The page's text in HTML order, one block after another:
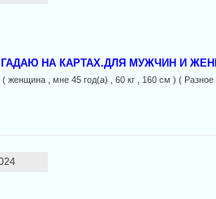
ГАДАЮ НА КАРТАХ.ДЛЯ МУЖЧИН И
( женщина , мне 45 год(а) , 60 кг , 160 см ) ( Разное